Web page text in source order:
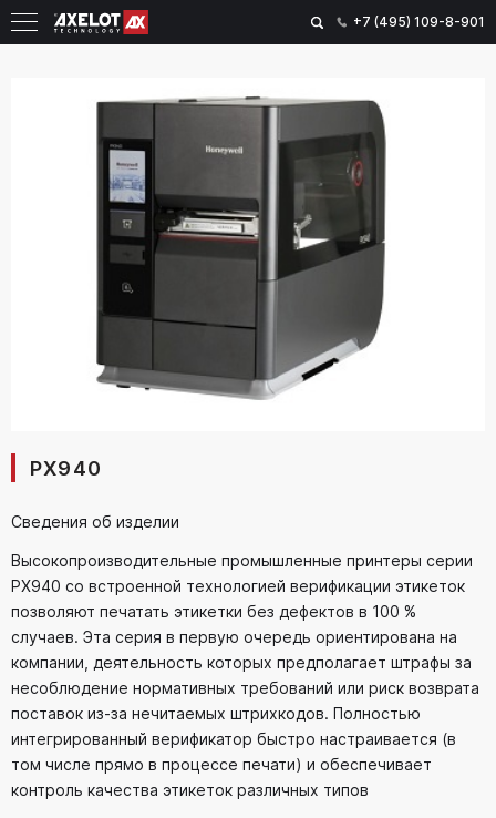
+7 (495) 109-8-901
PX940
Сведения об изделии
Высокопроизводительные промышленные принтеры серии
PX940 со встроенной технологией верификации этикеток
позволяют печатать этикетки без дефектов в 100 %
случаев. Эта серия в первую очередь ориентирована на
компании, деятельность которых предполагает штрафы за
несоблюдение нормативных требований или риск возврата
поставок из-за нечитаемых штрихкодов. Полностью
интегрированный верификатор быстро настраивается (в
том числе прямо в процессе печати) и обеспечивает
контроль качества этикеток различных типов